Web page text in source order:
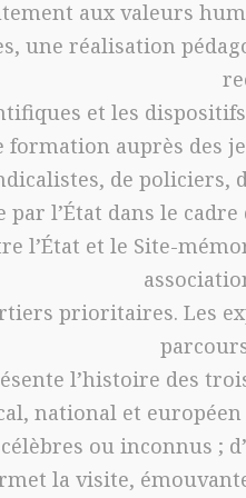
aux valeurs
une réalisation
et les
auprès des
de
par l’État dans le
l’État et le Site-
prioritaires. Les
l’histoire des
national et
ou inconnus ;
la visite,